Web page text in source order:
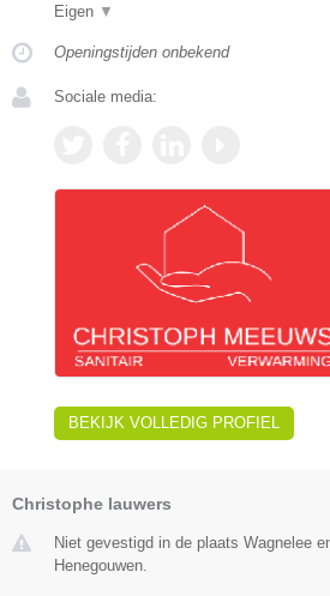
Eigen ▼
Openingstijden onbekend
Sociale media:
BEKIJK VOLLEDIG PROFIEL
Christophe lauwers
Niet gevestigd in de plaats Wagnelee
Henegouwen.